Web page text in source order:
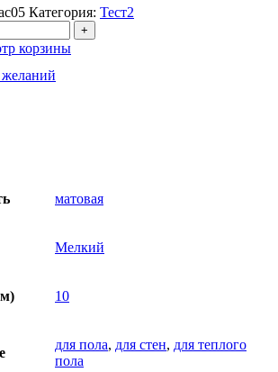
Категория: Тест2
+
корзины
желаний
матовая
Мелкий
10
для пола, для стен, для теплого
пола